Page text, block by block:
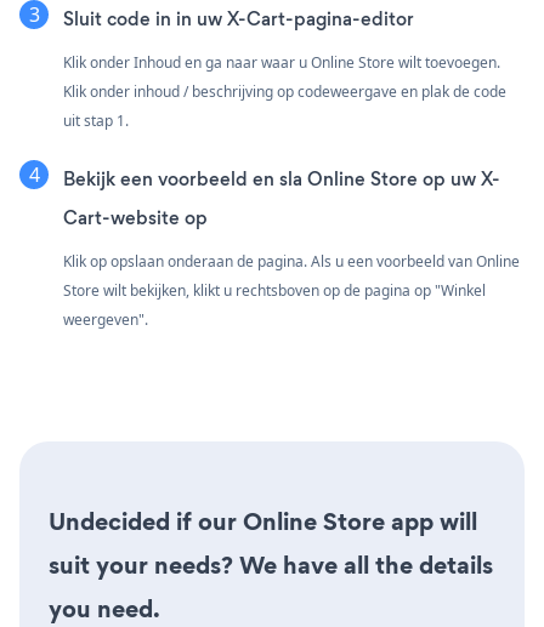
Sluit code in in uw X-Cart-pagina-editor
Klik onder Inhoud en ga naar waar u Online Store wilt toevoegen.
Klik onder inhoud / beschrijving op codeweergave en plak de code
uit stap 1.
Bekijk een voorbeeld en sla Online Store op uw X-
Cart-website op
Klik op opslaan onderaan de pagina. Als u een voorbeeld van Online
Store wilt bekijken, klikt u rechtsboven op de pagina op "Winkel
weergeven".
Undecided if our Online Store app will
suit your needs? We have all the details
you need.